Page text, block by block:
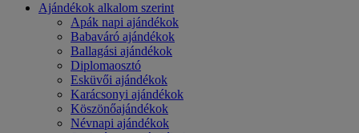
Ajándékok alkalom szerint
Apák napi ajándékok
Babaváró ajándékok
Ballagási ajándékok
Diplomaosztó
Esküvői ajándékok
Karácsonyi ajándékok
Köszönőajándékok
Névnapi ajándékok